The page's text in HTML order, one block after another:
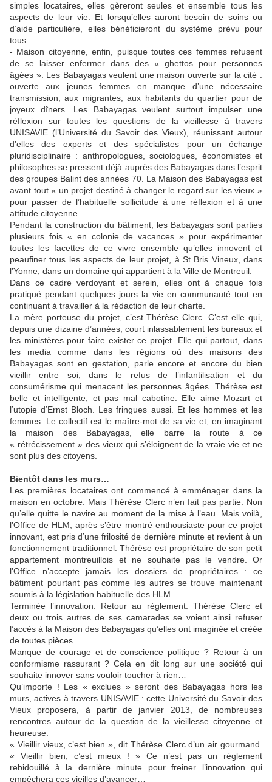
simples locataires, elles gèreront seules et ensemble tous les
aspects de leur vie. Et lorsqu’elles auront besoin de soins ou
d’aide particulière, elles bénéficieront du système prévu pour
tous.
- Maison citoyenne, enfin, puisque toutes ces femmes refusent
de se laisser enfermer dans des « ghettos pour personnes
âgées ». Les Babayagas veulent une maison ouverte sur la cité :
ouverte aux jeunes femmes en manque d’une nécessaire
transmission, aux migrantes, aux habitants du quartier pour de
joyeux dîners. Les Babayagas veulent surtout impulser une
réflexion sur toutes les questions de la vieillesse à travers
UNISAVIE (l’Université du Savoir des Vieux), réunissant autour
d’elles des experts et des spécialistes pour un échange
pluridisciplinaire : anthropologues, sociologues, économistes et
philosophes se pressent déjà auprès des Babayagas dans l’esprit
des groupes Balint des années 70. La Maison des Babayagas est
avant tout « un projet destiné à changer le regard sur les vieux »
pour passer de l’habituelle sollicitude à une réflexion et à une
attitude citoyenne.
Pendant la construction du bâtiment, les Babayagas sont parties
plusieurs fois « en colonie de vacances » pour expérimenter
toutes les facettes de ce vivre ensemble qu’elles innovent et
peaufiner tous les aspects de leur projet, à St Bris Vineux, dans
l’Yonne, dans un domaine qui appartient à la Ville de Montreuil.
Dans ce cadre verdoyant et serein, elles ont à chaque fois
pratiqué pendant quelques jours la vie en communauté tout en
continuant à travailler à la rédaction de leur charte.
La mère porteuse du projet, c’est Thérèse Clerc. C’est elle qui,
depuis une dizaine d’années, court inlassablement les bureaux et
les ministères pour faire exister ce projet. Elle qui partout, dans
les media comme dans les régions où des maisons des
Babayagas sont en gestation, parle encore et encore du bien
vieillir entre soi, dans le refus de l’infantilisation et du
consumérisme qui menacent les personnes âgées. Thérèse est
belle et intelligente, et pas mal cabotine. Elle aime Mozart et
l’utopie d’Ernst Bloch. Les fringues aussi. Et les hommes et les
femmes. Le collectif est le maître-mot de sa vie et, en imaginant
la maison des Babayagas, elle barre la route à ce
« rétrécissement » des vieux qui s’éloignent de la vraie vie et ne
sont plus des citoyens.
Bientôt dans les murs…
Les premières locataires ont commencé à emménager dans la
maison en octobre. Mais Thérèse Clerc n’en fait pas partie. Non
qu’elle quitte le navire au moment de la mise à l’eau. Mais voilà,
l’Office de HLM, après s’être montré enthousiaste pour ce projet
innovant, est pris d’une frilosité de dernière minute et revient à un
fonctionnement traditionnel. Thérèse est propriétaire de son petit
appartement montreuillois et ne souhaite pas le vendre. Or
l’Office n’accepte jamais les dossiers de propriétaires : ce
bâtiment pourtant pas comme les autres se trouve maintenant
soumis à la législation habituelle des HLM.
Terminée l’innovation. Retour au règlement. Thérèse Clerc et
deux ou trois autres de ses camarades se voient ainsi refuser
l’accès à la Maison des Babayagas qu’elles ont imaginée et créée
de toutes pièces.
Manque de courage et de conscience politique ? Retour à un
conformisme rassurant ? Cela en dit long sur une société qui
souhaite innover sans vouloir toucher à rien…
Qu’importe ! Les « exclues » seront des Babayagas hors les
murs, actives à travers UNISAVIE : cette Université du Savoir des
Vieux proposera, à partir de janvier 2013, de nombreuses
rencontres autour de la question de la vieillesse citoyenne et
heureuse.
« Vieillir vieux, c’est bien », dit Thérèse Clerc d’un air gourmand.
« Vieillir bien, c’est mieux ! » Ce n’est pas un règlement
rebidouillé à la dernière minute pour freiner l’innovation qui
empêchera ces vieilles d’avancer…